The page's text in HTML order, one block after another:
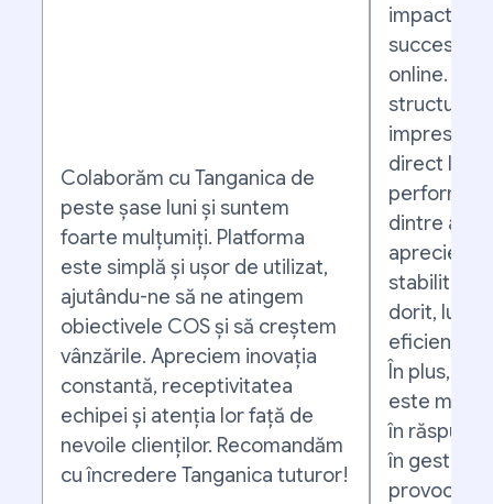
Colaborăm cu Tanganica de
peste șase luni și suntem
foarte mulțumiți. Platforma
este simplă și ușor de utilizat,
ajutându-ne să ne atingem
obiectivele COS și să creștem
vânzările. Apreciem inovația
constantă, receptivitatea
echipei și atenția lor față de
nevoile clienților. Recomandăm
cu încredere Tanganica tuturor!
impact
succesului
online.
direct la
dintre
apreciem
dorit,
eficiența
În plus,
este
în
în
provocări.